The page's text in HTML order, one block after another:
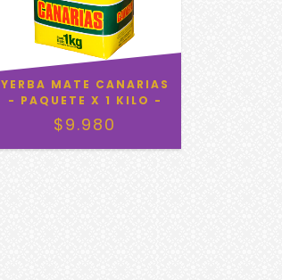
YERBA MATE CANARIAS
- PAQUETE X 1 KILO -
$9.980